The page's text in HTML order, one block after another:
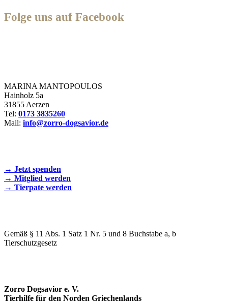
Folge uns auf Facebook
MARINA MANTOPOULOS
Hainholz 5a
31855 Aerzen
Tel: 0173 3835260
Mail: info@zorro-dogsavior.de
→ Jetzt spenden
→ Mitglied werden
→ Tierpate werden
Gemäß § 11 Abs. 1 Satz 1 Nr. 5 und 8 Buchstabe a, b
Tierschutzgesetz
Zorro Dogsavior e. V.
Tierhilfe für den Norden Griechenlands